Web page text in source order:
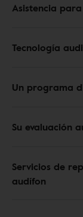
Asistencia
Tecnología
Un programa
Su evaluación
Servicios de
audífon